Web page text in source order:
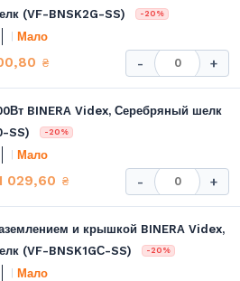
(VF-BNSK2G-SS)
-20%
Мало
₴ - +
BINERA Videx, Серебряный шелк
SS)
-20%
Мало
029,60 ₴ - +
и крышкой BINERA Videx,
(VF-BNSK1GС-SS)
-20%
Мало